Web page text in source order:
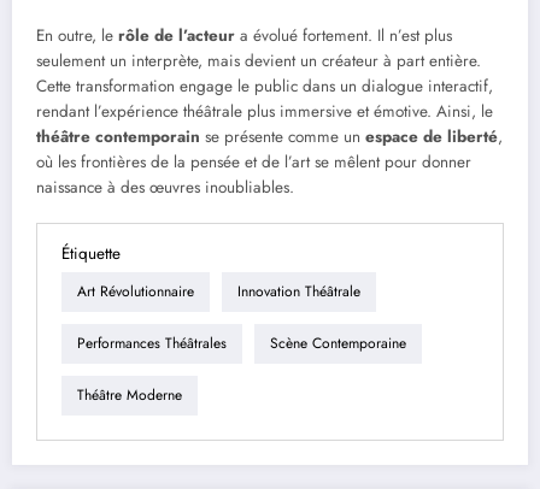
En outre, le rôle de l’acteur a évolué fortement. Il n’est plus
seulement un interprète, mais devient un créateur à part entière.
Cette transformation engage le public dans un dialogue interactif,
rendant l’expérience théâtrale plus immersive et émotive. Ainsi, le
théâtre contemporain se présente comme un espace de liberté,
où les frontières de la pensée et de l’art se mêlent pour donner
naissance à des œuvres inoubliables.
Étiquette
Art Révolutionnaire Innovation Théâtrale
Performances Théâtrales Scène Contemporaine
Théâtre Moderne